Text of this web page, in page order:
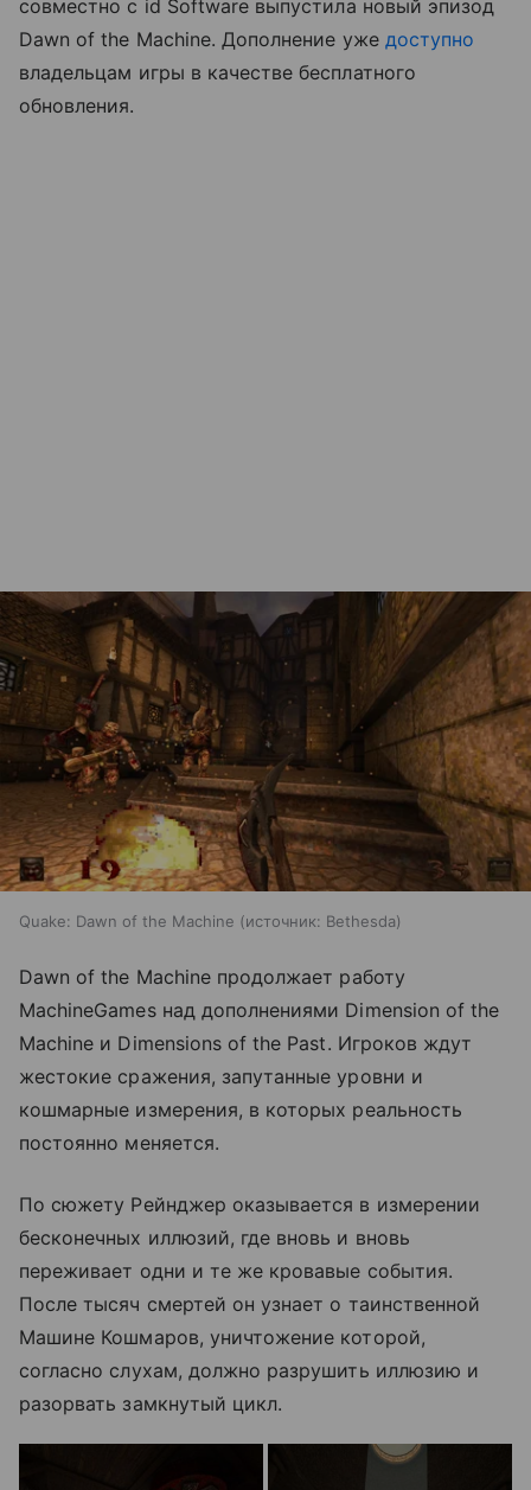
совместно с id Software выпустила новый эпизод
Dawn of the Machine. Дополнение уже доступно
владельцам игры в качестве бесплатного
обновления.
Quake: Dawn of the Machine источник: Bethesda
Dawn of the Machine продолжает работу
MachineGames над дополнениями Dimension of the
Machine и Dimensions of the Past. Игроков ждут
жестокие сражения, запутанные уровни и
кошмарные измерения, в которых реальность
постоянно меняется.
По сюжету Рейнджер оказывается в измерении
бесконечных иллюзий, где вновь и вновь
переживает одни и те же кровавые события.
После тысяч смертей он узнает о таинственной
Машине Кошмаров, уничтожение которой,
согласно слухам, должно разрушить иллюзию и
разорвать замкнутый цикл.